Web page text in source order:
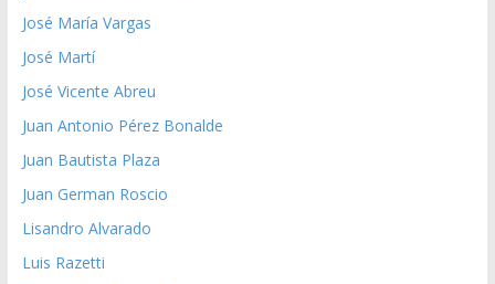
José María Vargas
José Martí
José Vicente Abreu
Juan Antonio Pérez Bonalde
Juan Bautista Plaza
Juan German Roscio
Lisandro Alvarado
Luis Razetti